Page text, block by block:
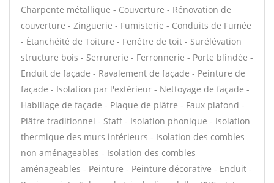
Charpente métallique - Couverture - Rénovation de
couverture - Zinguerie - Fumisterie - Conduits de Fumée
- Étanchéité de Toiture - Fenêtre de toit - Surélévation
structure bois - Serrurerie - Ferronnerie - Porte blindée -
Enduit de façade - Ravalement de façade - Peinture de
façade - Isolation par l'extérieur - Nettoyage de façade -
Habillage de façade - Plaque de plâtre - Faux plafond -
Plâtre traditionnel - Staff - Isolation phonique - Isolation
thermique des murs intérieurs - Isolation des combles
non aménageables - Isolation des combles
aménageables - Peinture - Peinture décorative - Enduit -